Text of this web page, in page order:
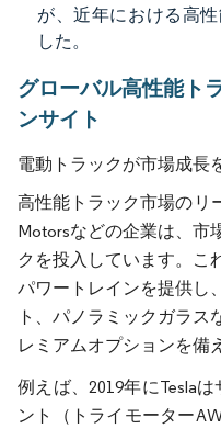
が、近年における高
した。
グローバル高性能ト
ンサイト
電動トラックが市場成長
高性能トラック市場のリ
Motorsなどの企業は、市
クを投入しています。こ
パワートレインを提供し
ト、パノラミックガラ
レミアムオプションを備
例えば、2019年にTesla
ント（トライモーター